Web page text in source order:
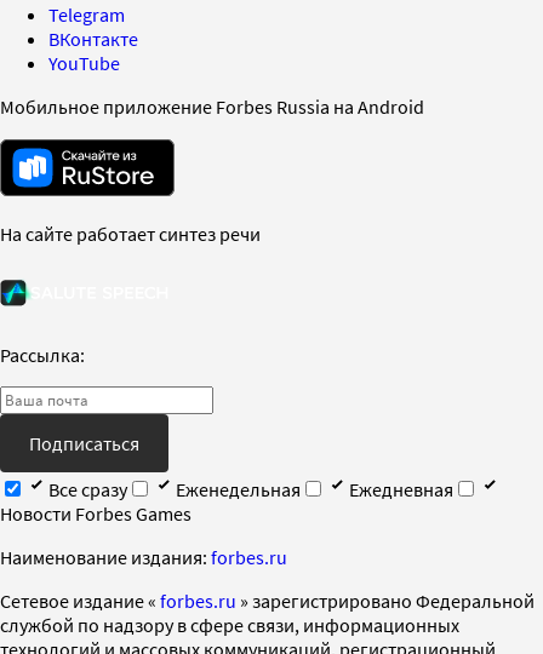
Telegram
ВКонтакте
YouTube
Мобильное приложение Forbes Russia на Android
На сайте работает синтез речи
Рассылка:
Подписаться
Все сразу
Еженедельная
Ежедневная
Новости Forbes Games
Наименование издания: forbes.ru
Cетевое издание « forbes.ru » зарегистрировано Федеральной
службой по надзору в сфере связи, информационных
технологий и массовых коммуникаций, регистрационный